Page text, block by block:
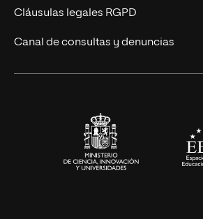
Diseño
Ciencias de la Salud
Cláusulas legales RGPD
Canal de consultas y denuncias